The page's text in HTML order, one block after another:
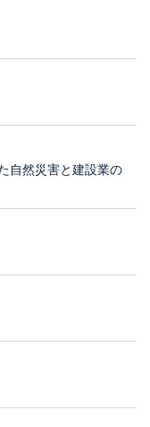
自然災害と建設業の